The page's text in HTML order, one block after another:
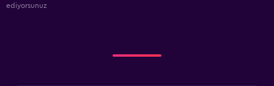
ediyorsunuz